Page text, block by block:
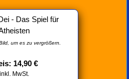
um es zu vergrößern.
14,90 €
inkl. MwSt.